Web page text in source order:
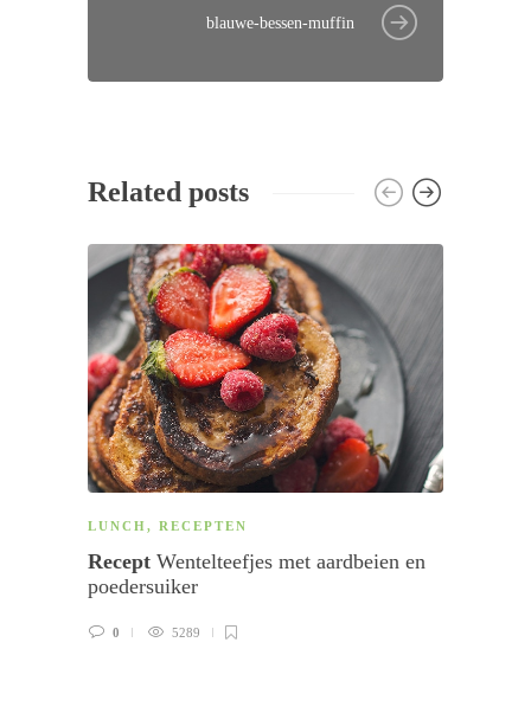
blauwe-bessen-muffin
Related posts
LUNCH, RECEPTEN
Recept Wentelteefjes met aardbeien en
poedersuiker
0 5289